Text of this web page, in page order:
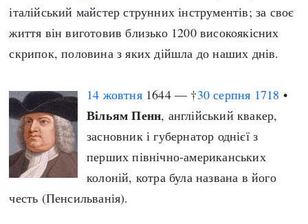
італійський майстер струнних інструментів; за своє
життя він виготовив близько 1200 високоякісних
скрипок, половина з яких дійшла до наших днів.
14 жовтня1644 — †30 серпня 1718 •
Вільям Пенн, англійський квакер,
засновник і губернатор однієї з
перших північно-американських
колоній, котра була названа в його
честь (Пенсильванія).